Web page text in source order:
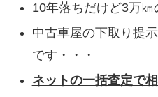
10年落ちだけど3万㎞
中古車屋の下取り提
です・・・
ネットの一括査定で